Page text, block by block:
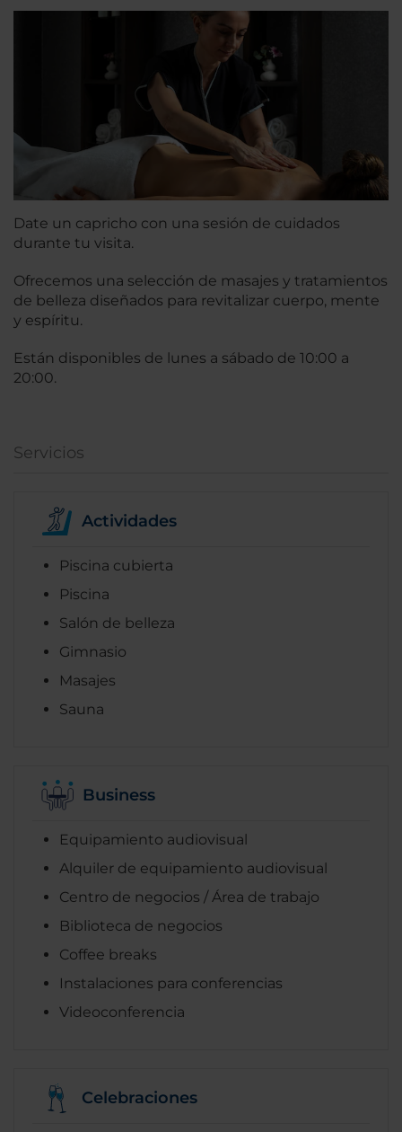
Date un capricho con una sesión de cuidados
durante tu visita.
Ofrecemos una selección de masajes y tratamientos
de belleza diseñados para revitalizar cuerpo, mente
y espíritu.
Están disponibles de lunes a sábado de 10:00 a
20:00.
Servicios
Actividades
Piscina cubierta
Piscina
Salón de belleza
Gimnasio
Masajes
Sauna
Business
Equipamiento audiovisual
Alquiler de equipamiento audiovisual
Centro de negocios / Área de trabajo
Biblioteca de negocios
Coffee breaks
Instalaciones para conferencias
Videoconferencia
Celebraciones